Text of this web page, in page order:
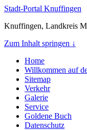
Stadt-Portal Knuffingen
Knuffingen, Landkreis
Zum Inhalt springen ↓
Home
Willkommen auf
Sitemap
Verkehr
Galerie
Service
Goldene Buch
Datenschutz